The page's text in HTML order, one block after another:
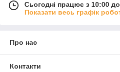
Сьогодні працює з 10:00
Показати весь графік
Про нас
Контакти